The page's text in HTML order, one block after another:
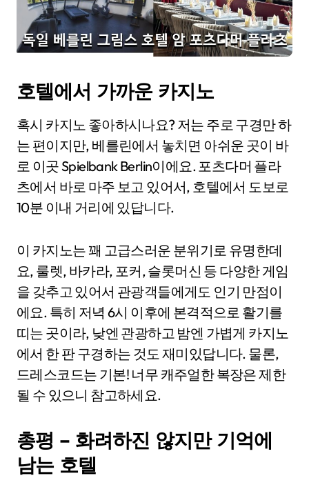
호텔에서 가까운 카지노
혹시 카지노 좋아하시나요? 저는 주로 구경만 하
는 편이지만, 베를린에서 놓치면 아쉬운 곳이 바
로 이곳 Spielbank Berlin이에요. 포츠다머 플라
츠에서 바로 마주 보고 있어서, 호텔에서 도보로
10분 이내 거리에 있답니다.
이 카지노는 꽤 고급스러운 분위기로 유명한데
요, 룰렛, 바카라, 포커, 슬롯머신 등 다양한 게임
을 갖추고 있어서 관광객들에게도 인기 만점이
에요. 특히 저녁 6시 이후에 본격적으로 활기를
띠는 곳이라, 낮엔 관광하고 밤엔 가볍게 카지노
에서 한 판 구경하는 것도 재미있답니다. 물론,
드레스코드는 기본! 너무 캐주얼한 복장은 제한
될 수 있으니 참고하세요.
총평 – 화려하진 않지만 기억에
남는 호텔